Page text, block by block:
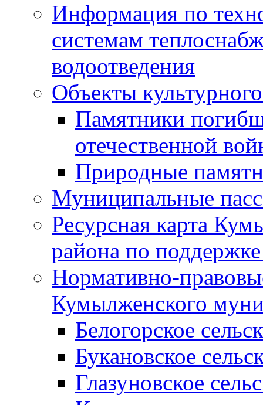
Информация по
системам
водоотведения
Объекты
Памятники
отечественной
Природные
Муниципальные
Ресурсная карта
района по
Нормативно-
Кумылженского
Белогорское
Букановское
Глазуновское